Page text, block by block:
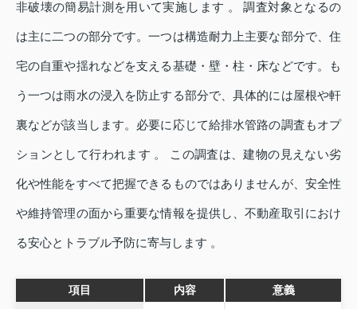
非破壊の簡易計測を用いて実施します 。 調査対象となるの
は主に二つの部分です。一つは構造耐力上主要な部分で、住
宅の自重や揺れなどを支える基礎・壁・柱・床などです。も
う一つは雨水の浸入を防止する部分で、具体的には屋根や軒
裏などが該当します。必要に応じて給排水管路の調査もオプ
ションとして行われます 。 この調査は、建物の見えない劣
化や性能をすべて把握できるものではありませんが、安全性
や維持管理の面から重要な情報を提供し、不動産取引におけ
る安心とトラブル予防に寄与します 。
項目 内容 意義